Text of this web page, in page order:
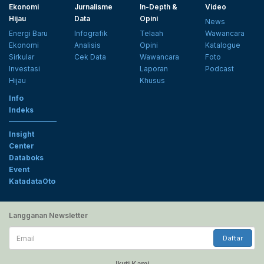
Ekonomi
Hijau
Energi Baru
Ekonomi
Sirkular
Investasi
Hijau
Jurnalisme
Data
Infografik
Analisis
Cek Data
In-Depth &
Opini
Telaah
Opini
Wawancara
Laporan
Khusus
Video
News
Wawancara
Katalogue
Foto
Podcast
Info
Indeks
Insight
Center
Databoks
Event
KatadataOto
Langganan Newsletter
Email
Daftar